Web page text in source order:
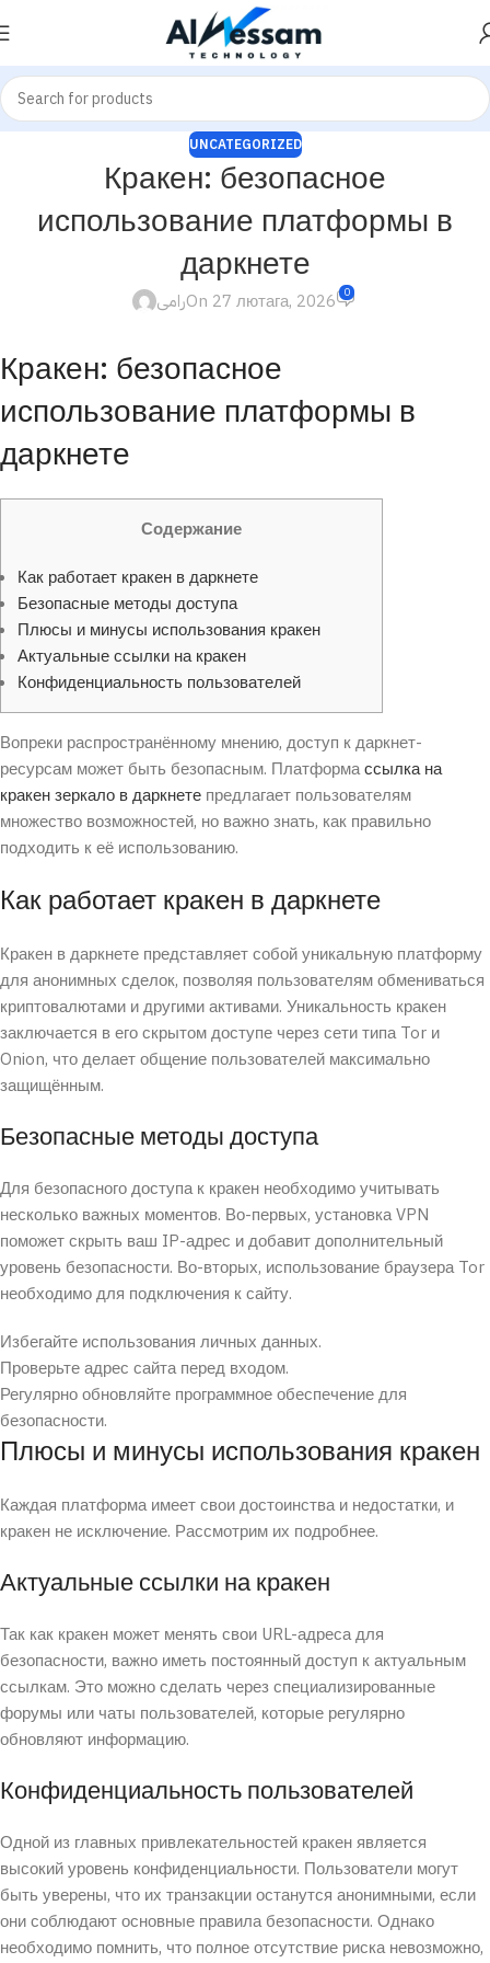
UNCATEGORIZED
Кракен: безопасное
использование платформы в
даркнете
رامىOn 27 лютага, 2026 0
Кракен: безопасное
использование платформы в
даркнете
Содержание
Как работает кракен в даркнете
Безопасные методы доступа
Плюсы и минусы использования кракен
Актуальные ссылки на кракен
Конфиденциальность пользователей
Вопреки распространённому мнению, доступ к даркнет-
ресурсам может быть безопасным. Платформассылка на
кракен зеркало в даркнете предлагает пользователям
множество возможностей, но важно знать, как правильно
подходить к её использованию.
Как работает кракен в даркнете
Кракен в даркнете представляет собой уникальную платформу
для анонимных сделок, позволяя пользователям обмениваться
криптовалютами и другими активами. Уникальность кракен
заключается в его скрытом доступе через сети типа Tor и
Onion, что делает общение пользователей максимально
защищённым.
Безопасные методы доступа
Для безопасного доступа к кракен необходимо учитывать
несколько важных моментов. Во-первых, установка VPN
поможет скрыть ваш IP-адрес и добавит дополнительный
уровень безопасности. Во-вторых, использование браузера Tor
необходимо для подключения к сайту.
Избегайте использования личных данных.
Проверьте адрес сайта перед входом.
Регулярно обновляйте программное обеспечение для
безопасности.
Плюсы и минусы использования кракен
Каждая платформа имеет свои достоинства и недостатки, и
кракен не исключение. Рассмотрим их подробнее.
Актуальные ссылки на кракен
Так как кракен может менять свои URL-адреса для
безопасности, важно иметь постоянный доступ к актуальным
ссылкам. Это можно сделать через специализированные
форумы или чаты пользователей, которые регулярно
обновляют информацию.
Конфиденциальность пользователей
Одной из главных привлекательностей кракен является
высокий уровень конфиденциальности. Пользователи могут
быть уверены, что их транзакции останутся анонимными, если
они соблюдают основные правила безопасности. Однако
необходимо помнить, что полное отсутствие риска невозможно,